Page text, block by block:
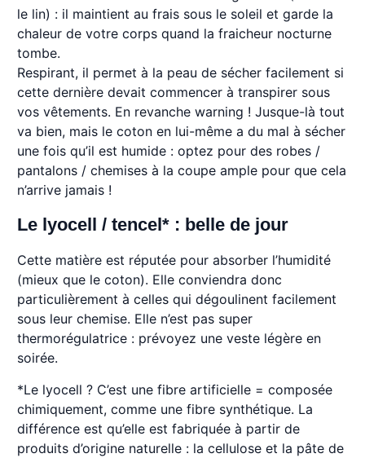
le lin) : il maintient au frais sous le soleil et garde la
chaleur de votre corps quand la fraicheur nocturne
tombe.
Respirant, il permet à la peau de sécher facilement si
cette dernière devait commencer à transpirer sous
vos vêtements. En revanche warning ! Jusque-là tout
va bien, mais le coton en lui-même a du mal à sécher
une fois qu’il est humide : optez pour des robes /
pantalons / chemises à la coupe ample pour que cela
n’arrive jamais !
Le lyocell / tencel* : belle de jour
Cette matière est réputée pour absorber l’humidité
(mieux que le coton). Elle conviendra donc
particulièrement à celles qui dégoulinent facilement
sous leur chemise. Elle n’est pas super
thermorégulatrice : prévoyez une veste légère en
soirée.
*Le lyocell ? C’est une fibre artificielle = composée
chimiquement, comme une fibre synthétique. La
différence est qu’elle est fabriquée à partir de
produits d’origine naturelle : la cellulose et la pâte de